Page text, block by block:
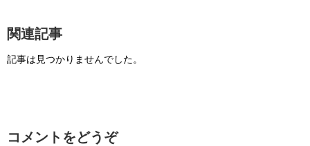
関連記事
記事は見つかりませんでした。
コメントをどうぞ